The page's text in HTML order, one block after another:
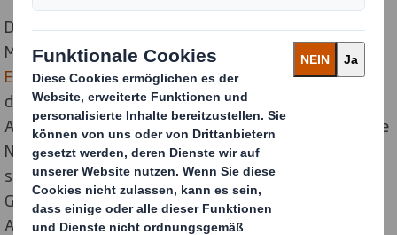
DasMeeresalgenprojektist Teil unseres mit 100
Millionen Pfund dotiertenForschungs- und
Entwicklungsprogramms für die Kreislaufwirtschaft
das Anfang dieses Jahres angekündigt wurde. Die
Arbeit an Naturfasern umfasst auch andere innovative
Naturmaterialien wie Stroh, Hanf und Baumwolle
sowie ungewöhnlichere Quellen wie die
Gänseblümchenpflanze und landwirtschaftliche
Abfälle wie Kakaoschalen oder Bagasse - die